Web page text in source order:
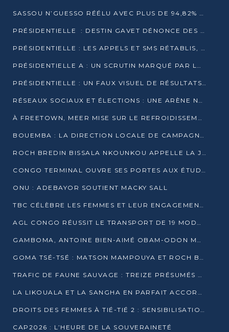
SASSOU N’GUESSO RÉÉLU AVEC PLUS DE 94,82% DES VOIX
PRÉSIDENTIELLE : DESTIN GAVET DÉNONCE DES IRRÉGULARITÉS ET REVENDIQUE LA VICTOIRE
PRÉSIDENTIELLE : LES APPELS ET SMS RÉTABLIS, INTERNET RESTE BLOQUÉ
PRÉSIDENTIELLE A : UN SCRUTIN MARQUÉ PAR LA COUPURE D’INTERNET ET UNE AFFLUENCE TIMIDE À BRAZZAVILLE
PRÉSIDENTIELLE : UN FAUX VISUEL DE RÉSULTATS CIRCULE
RÉSEAUX SOCIAUX ET ÉLECTIONS : UNE ARÈNE NUMÉRIQUE EN PLEINE MUTATION AU CONGO
À FREETOWN, MEER MISE SUR LE REFROIDISSEMENT PASSIF FACE À LA CHALEUR EXTRÊME
BOUEMBA : LA DIRECTION LOCALE DE CAMPAGNE DE DENIS SASSOU N’GUESSO MULTIPLIE LES ACTIVITÉS DE MOBILISATION
ROCH BREDIN BISSALA NKOUNKOU APPELLE LA JEUNESSE DE GOMA TSÉ-TSÉ À UN VOTE MASSIF POUR DENIS SASSOU NGUESSO
CONGO TERMINAL OUVRE SES PORTES AUX ÉTUDIANTS EN TRANSPORT ET LOGISTIQUE
ONU : ADEBAYOR SOUTIENT MACKY SALL
TBC CÉLÈBRE LES FEMMES ET LEUR ENGAGEMENT À L’OCCASION DU 8 MARS
AGL CONGO RÉUSSIT LE TRANSPORT DE 19 MODULES HORS GABARIT ENTRE POINTE-NOIRE ET BRAZZAVILLE
GAMBOMA, ANTOINE BIEN-AIMÉ OBAM-ODON MOBILISE LES 32 148 ÉLECTEURS EN FAVEUR DE DENIS SASSOU NGUESSO
GOMA TSÉ-TSÉ : MATSON MAMPOUYA ET ROCH BREDIN BISSALA NKOUNKOU EN CAMPAGNE DE PROXIMITÉ
TRAFIC DE FAUNE SAUVAGE : TREIZE PRÉSUMÉS TRAFIQUANTS INTERPELLÉS AU CONGO EN 2025
LA LIKOUALA ET LA SANGHA EN PARFAIT ACCORD AVEC LE PROJET DE SOCIÉTÉ DU CANDIDAT DENIS SASSOU-N’GUESSO
DROITS DES FEMMES À TIÉ-TIÉ 2 : SENSIBILISATION ET PÉDAGOGIE SUR LE DROIT DE VOTE
CAP2026 : L’HEURE DE LA SOUVERAINETÉ